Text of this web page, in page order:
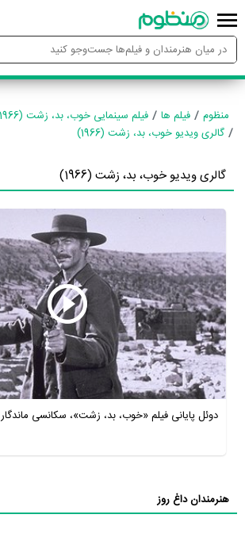
منظوم فیلم ها
فیلم سینمایی خوب، بد، زشت (1966)
گالری ویدیو خوب، بد، زشت (1966)
گالری ویدیو خوب، بد، زشت (1966)
دوئل پایانی فیلم «خوب، بد، زشت»، سکانسی ماندگار
هنرمندان داغ روز